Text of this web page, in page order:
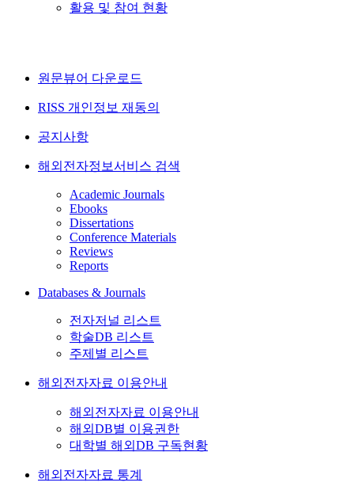
활용 및 참여 현황
원문뷰어 다운로드
RISS 개인정보 재동의
공지사항
해외전자정보서비스 검색
Academic Journals
Ebooks
Dissertations
Conference Materials
Reviews
Reports
Databases & Journals
전자저널 리스트
학술DB 리스트
주제별 리스트
해외전자자료 이용안내
해외전자자료 이용안내
해외DB별 이용권한
대학별 해외DB 구독현황
해외전자자료 통계